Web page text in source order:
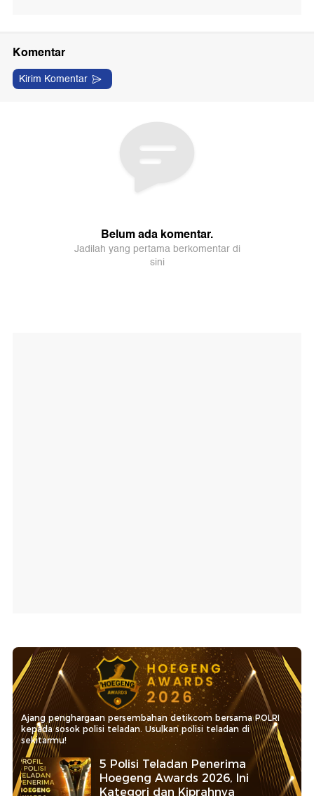
Ajang penghargaan persembahan detikcom bersama POLRI
kepada sosok polisi teladan. Usulkan polisi teladan di
sekitarmu!
5 Polisi Teladan Penerima
Hoegeng Awards 2026, Ini
Kategori dan Kiprahnya